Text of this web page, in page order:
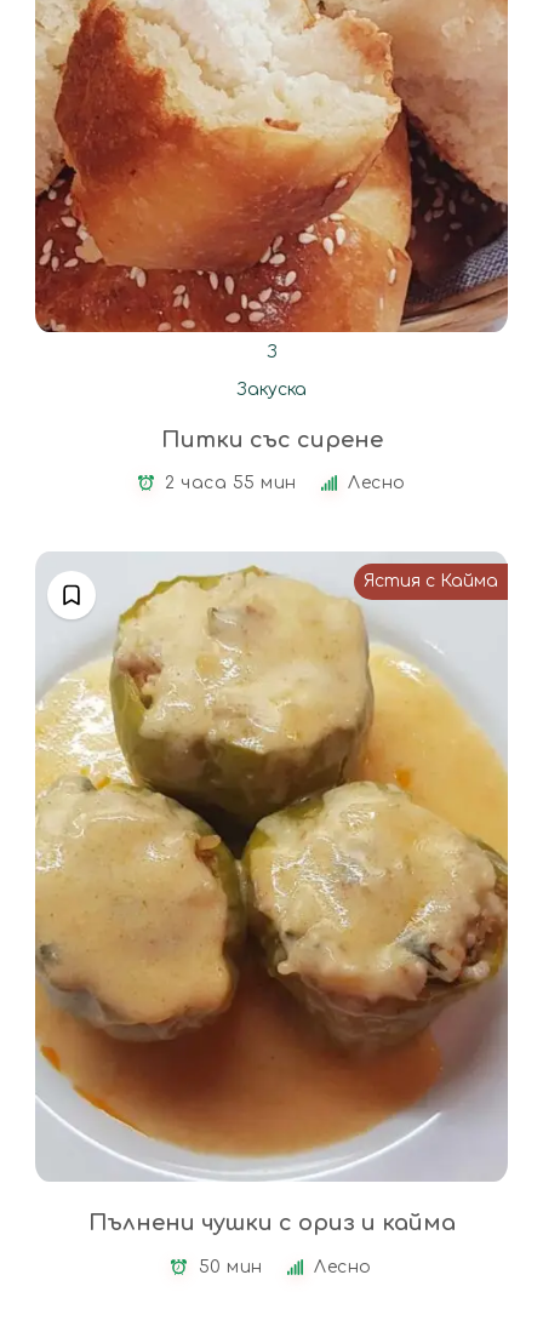
З
Закуска
Питки със сирене
2 часа 55 мин Лесно
Ястия с Кайма
Пълнени чушки с ориз и кайма
50 мин Лесно